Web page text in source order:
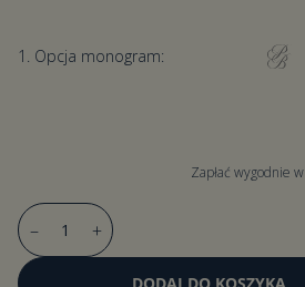
1. Opcja monogram:
Zapłać wygodnie w
– +
DODAJ DO KOSZYKA